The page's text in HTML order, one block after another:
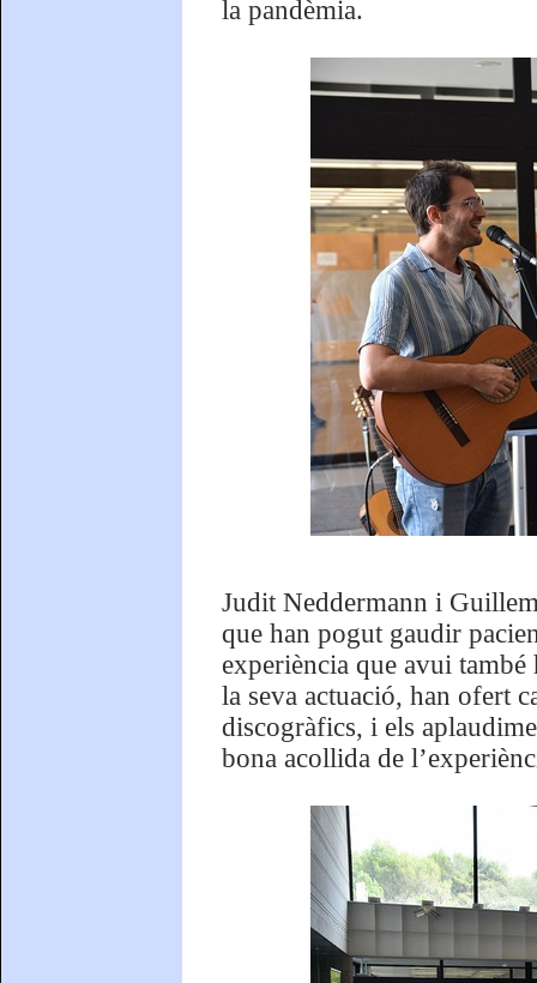
la pandèmia.
Judit Neddermann i
que han pogut gaudir
experiència que avui
la seva actuació, han ofert
discogràfics, i els
bona acollida de